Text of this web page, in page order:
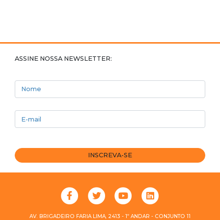
ASSINE NOSSA NEWSLETTER:
INSCREVA-SE
AV. BRIGADEIRO FARIA LIMA, 2413 - 1º ANDAR - CONJUNTO 11